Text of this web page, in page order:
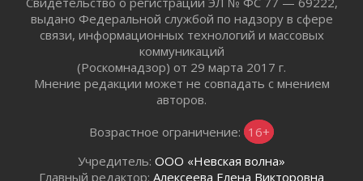
02 августа 2026
Готовность №1
Километровые столбы «Дороги жизни»
отправили на реставрацию
Ленобласть внедрила передовую подготовку
02 августа 2026
выдано Федеральной службой по надзору в сфере
связи, информационных технологий и массовых
коммуникаций
(Роскомнадзор) от 29 марта 2017 г.
Мнение редакции может не совпадать с мнением
авторов.
Возрастное ограничение: 16+
Учредитель: ООО «Невская волна»
Главный редактор: Алексеева Елена Викторовна